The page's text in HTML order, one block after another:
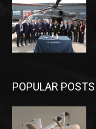
POPULAR POSTS